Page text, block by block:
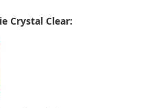
Crystal Clear: